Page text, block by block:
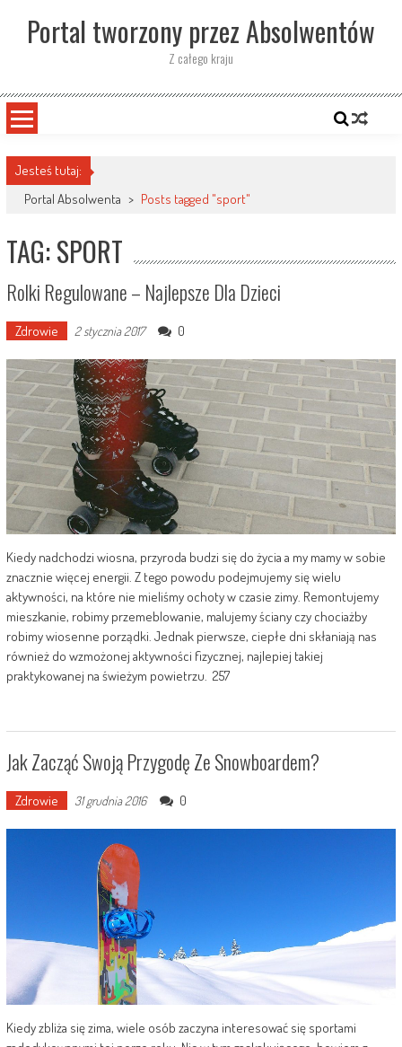
contentPortal tworzony przez Absolwentów
Z całego kraju
Jesteś tutaj:
Portal Absolwenta > Posts tagged "sport"
TAG: SPORT
Rolki Regulowane – Najlepsze Dla Dzieci
Zdrowie 2 stycznia 2017 0
Kiedy nadchodzi wiosna, przyroda budzi się do życia a my mamy w sobie
znacznie więcej energii. Z tego powodu podejmujemy się wielu
aktywności, na które nie mieliśmy ochoty w czasie zimy. Remontujemy
mieszkanie, robimy przemeblowanie, malujemy ściany czy chociażby
robimy wiosenne porządki. Jednak pierwsze, ciepłe dni skłaniają nas
również do wzmożonej aktywności fizycznej, najlepiej takiej
praktykowanej na świeżym powietrzu. 257
Jak Zacząć Swoją Przygodę Ze Snowboardem?
Zdrowie 31 grudnia 2016 0
Kiedy zbliża się zima, wiele osób zaczyna interesować się sportami